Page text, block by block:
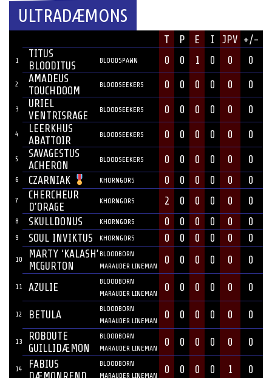
ULTRADÆMONS
T P E I JPV +/-
1
TITUS
BLOODITUS
BLOODSPAWN 0 0 1 0 0 0
2
AMADEUS
TOUCHDOOM
BLOODSEEKERS 0 0 0 0 0 0
3
URIEL
VENTRISRAGE
BLOODSEEKERS 0 0 0 0 0 0
4
LEERKHUS
ABATTOIR
BLOODSEEKERS 0 0 0 0 0 0
5
SAVAGESTUS
ACHERON
BLOODSEEKERS 0 0 0 0 0 0
6 CZARNIAK KHORNGORS 0 0 0 0 0 0
7
CHERCHEUR
D’ORAGE
KHORNGORS 2 0 0 0 0 0
8 SKULLDONUS KHORNGORS 0 0 0 0 0 0
9 SOUL INVIKTUS KHORNGORS 0 0 0 0 0 0
10
MARTY ‘KALASH’
MCGURTON
BLOODBORN
MARAUDER LINEMAN
0 0 0 0 0 0
11 AZULIE
BLOODBORN
MARAUDER LINEMAN
0 0 0 0 0 0
12 BETULA
BLOODBORN
MARAUDER LINEMAN
0 0 0 0 0 0
13
ROBOUTE
GUILLIDÆMON
BLOODBORN
MARAUDER LINEMAN
0 0 0 0 0 0
14
FABIUS
BLOODBORN
MARAUDER LINEMAN
0 0 0 0 1 0